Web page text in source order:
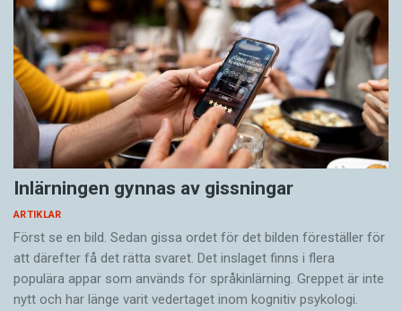
Inlärningen gynnas av gissningar
ARTIKLAR
Först se en bild. Sedan gissa ordet för det bilden föreställer för
att därefter få det rätta svaret. Det inslaget finns i flera
populära appar som används för språkinlärning. Greppet är inte
nytt och har länge varit vedertaget inom kognitiv psykologi.